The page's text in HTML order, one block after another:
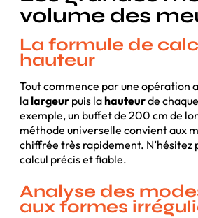
volume des
La formule de
hauteur
Tout commence par une opération
lalargeur puis lahauteurde
exemple, un buffet de 200 cm de
méthode universelle convient aux
chiffrée très rapidement. N’hésitez
calcul précis et fiable.
Analyse des
aux formes